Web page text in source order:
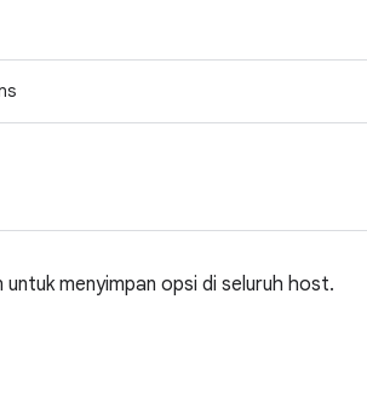
menyimpan opsi di seluruh host.